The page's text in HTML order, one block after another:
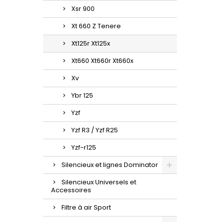
Xsr 900
Xt 660 Z Tenere
Xt125r Xt125x
Xt660 Xt660r Xt660x
Xv
Ybr 125
Yzf
Yzf R3 / Yzf R25
Yzf-r125
Silencieux et lignes Dominator
Silencieux Universels et
Accessoires
Filtre à air Sport